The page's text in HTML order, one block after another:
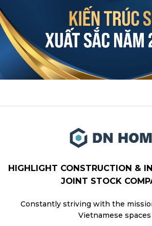
HIGHLIGHT CONSTRUCTION &
JOINT STOCK
Constantly striving with the
Vietnamese spaces